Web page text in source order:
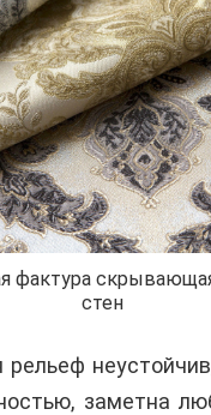
фактура
стен
заметна